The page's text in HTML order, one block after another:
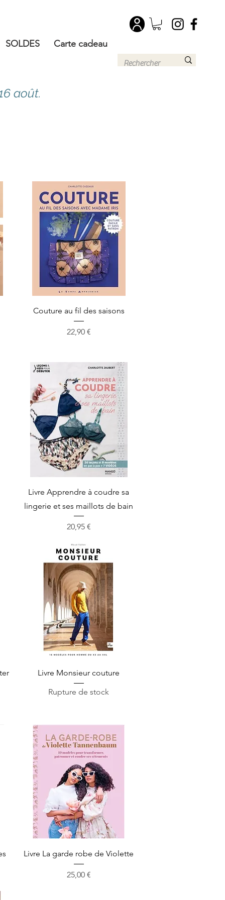
SOLDES Carte cadeau
août.
Aperçu rapide
Couture au fil des saisons
Prix
22,90 €
Aperçu rapide
Livre Apprendre à coudre sa
lingerie et ses maillots de bain
Prix
20,95 €
Aperçu rapide
Livre Monsieur couture
Rupture de stock
Aperçu rapide
Livre La garde robe de Violette
Prix
25,00 €